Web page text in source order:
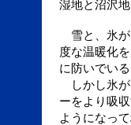
湿地と沼沢
雪と、氷が
度な温暖化
に防いでい
しかし氷が
ーをより吸
ようになっ